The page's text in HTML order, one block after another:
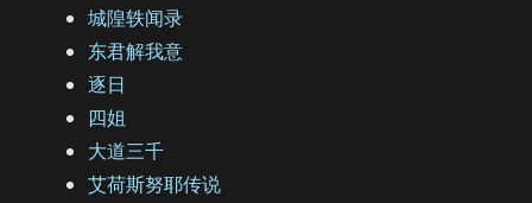
城隍轶闻录
东君解我意
逐日
四姐
大道三千
艾荷斯努耶传说